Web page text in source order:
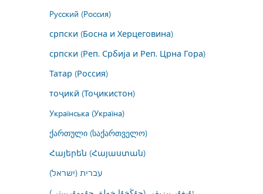
Русский (Россия)
српски (Босна и Херцеговина)
српски (Реп. Србија и Реп. Црна Гора)
Татар (Россия)
тоҷикӣ (Тоҷикистон)
Українська (Україна)
ქართული (საქართველო)
Հայերեն (Հայաստան)
עברית (ישראל)